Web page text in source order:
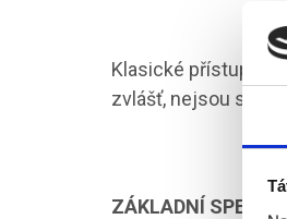
Klasické přístupové
zvlášť, nejsou
ZÁKLADNÍ